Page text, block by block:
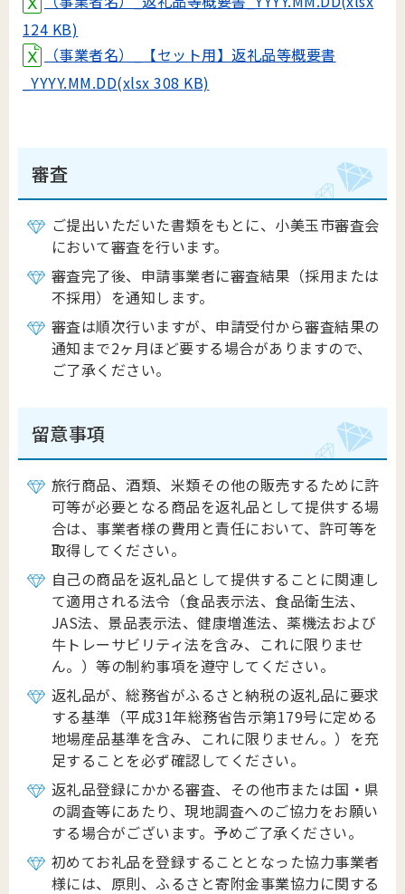
124 KB)
（事業者名）_【セット用】返礼品等概要書
_YYYY.MM.DD(xlsx 308 KB)
審査
ご提出いただいた書類をもとに、小美玉市審査会
において審査を行います。
審査完了後、申請事業者に審査結果（採用または
不採用）を通知します。
審査は順次行いますが、申請受付から審査結果の
通知まで2ヶ月ほど要する場合がありますので、
ご了承ください。
留意事項
旅行商品、酒類、米類その他の販売するために許
可等が必要となる商品を返礼品として提供する場
合は、事業者様の費用と責任において、許可等を
取得してください。
自己の商品を返礼品として提供することに関連し
て適用される法令（食品表示法、食品衛生法、
JAS法、景品表示法、健康増進法、薬機法および
牛トレーサビリティ法を含み、これに限りませ
ん。）等の制約事項を遵守してください。
返礼品が、総務省がふるさと納税の返礼品に要求
する基準（平成31年総務省告示第179号に定める
地場産品基準を含み、これに限りません。）を充
足することを必ず確認してください。
返礼品登録にかかる審査、その他市または国・県
の調査等にあたり、現地調査へのご協力をお願い
する場合がございます。予めご了承ください。
初めてお礼品を登録することとなった協力事業者
様には、原則、ふるさと寄附金事業協力に関する